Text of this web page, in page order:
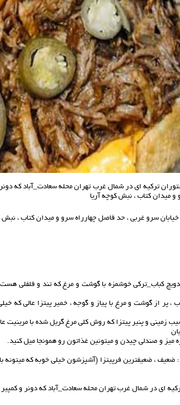
ترکیه ای در شمال غرب تهران محله سعادت_آباد که
میدان کتاب ، نبش کوچه آریا
سرو غربی ، حد فاصل چهارراه سرو و میدان کتاب ، نبش
کباب_ترکی خوشمزه با گوشت و مرغ که تند و فلفلی
، پر از گوشت و مرغ با پیاز و گوجه ، خمیر پیتزا عالی
زمینی و پنیر پیتزا که روش کلی مرغ گریل شده با مرینیت
میز و صندلی چیدن و میتونین غذاتون رو همونجا میل کنید.
، ضعیفترین فرپیتزا (آشپزشون خیلی خوبه که میتونه
ای در شمال غرب تهران محله سعادت_آباد که دونر و